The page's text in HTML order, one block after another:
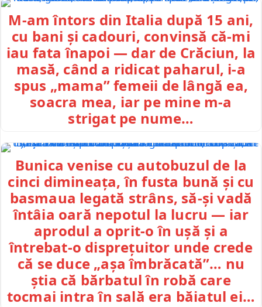
M-am întors din Italia după 15 ani,
cu bani și cadouri, convinsă că-mi
iau fata înapoi — dar de Crăciun, la
masă, când a ridicat paharul, i-a
spus „mama” femeii de lângă ea,
soacra mea, iar pe mine m-a
strigat pe nume…
Bunica venise cu autobuzul de la
cinci dimineața, în fusta bună și cu
basmaua legată strâns, să-și vadă
întâia oară nepotul la lucru — iar
aprodul a oprit-o în ușă și a
întrebat-o disprețuitor unde crede
că se duce „așa îmbrăcată”… nu
știa că bărbatul în robă care
tocmai intra în sală era băiatul ei…